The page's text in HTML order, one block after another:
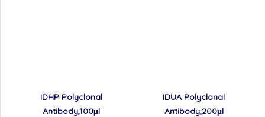
IDHP Polyclonal
Antibody,100μl
IDUA Polyclonal
Antibody,200μl